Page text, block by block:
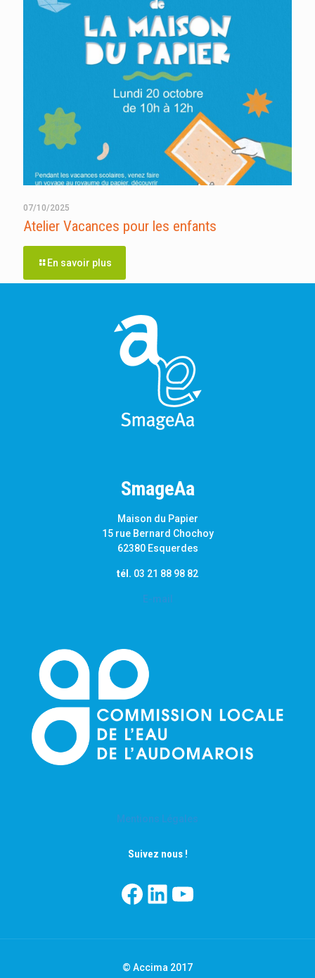
07/10/2025
Atelier Vacances pour les enfants
En savoir plus
SmageAa
Maison du Papier
15 rue Bernard Chochoy
62380 Esquerdes
tél. 03 21 88 98 82
E-mail
Mentions Légales
Suivez nous !
Facebook LinkedIn YouTube
© Accima 2017